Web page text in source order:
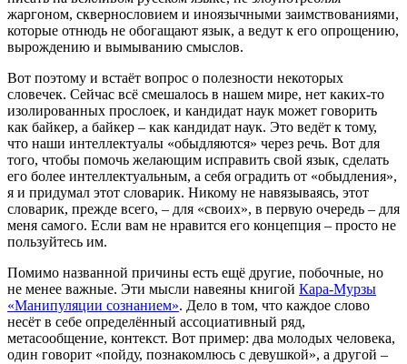
жаргоном, сквернословием и иноязычными заимствованиями,
которые отнюдь не обогащают язык, а ведут к его опрощению,
вырождению и вымыванию смыслов.
Вот поэтому и встаёт вопрос о полезности некоторых
словечек. Сейчас всё смешалось в нашем мире, нет каких-то
изолированных прослоек, и кандидат наук может говорить
как байкер, а байкер – как кандидат наук. Это ведёт к тому,
что наши интеллектуалы «обыдляются» через речь. Вот для
того, чтобы помочь желающим исправить свой язык, сделать
его более интеллектуальным, а себя оградить от «обыдления»,
я и придумал этот словарик. Никому не навязываясь, этот
словарик, прежде всего, – для «своих», в первую очередь – для
меня самого. Если вам не нравится его концепция – просто не
пользуйтесь им.
Помимо названной причины есть ещё другие, побочные, но
не менее важные. Эти мысли навеяны книгой Кара-Мурзы
«Манипуляции сознанием». Дело в том, что каждое слово
несёт в себе определённый ассоциативный ряд,
метасообщение, контекст. Вот пример: два молодых человека,
один говорит «пойду, познакомлюсь с девушкой», а другой –